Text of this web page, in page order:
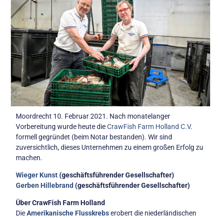
Moordrecht 10. Februar 2021. Nach monatelanger
Vorbereitung wurde heute dieCrawFish Farm Holland C.V.
formell gegründet (beim Notar bestanden). Wir sind
zuversichtlich, dieses Unternehmen zu einem großen Erfolg zu
machen.
Wieger Kunst(geschäftsführender Gesellschafter)
Gerben Hillebrand (geschäftsführender Gesellschafter)
Über CrawFish Farm Holland
DieAmerikanische Flusskrebserobert die niederländischen